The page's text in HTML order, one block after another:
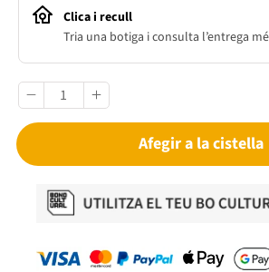
Clica i recull
Tria una botiga i consulta l’entrega
Afegir a la cistella